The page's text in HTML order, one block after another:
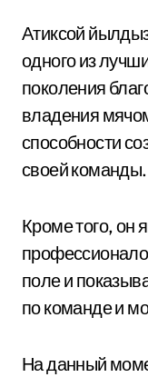
Атиксой
одного из
поколения
владения
способности
своей команды.
Кроме того, он
поле и
по команде и
На данный